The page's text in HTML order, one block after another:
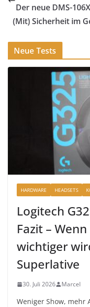
Der neue DMS-
(Mit) Sicherheit im
Neue Tests
HARDWARE HEADSETS
Logitech
Fazit –
wichtiger
Superlative
30. Juli 2026 Marcel
Weniger Show, mehr